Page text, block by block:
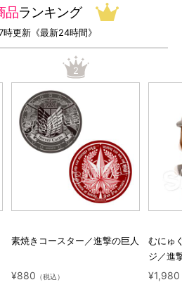
品ランキング
更新《最新24時間》
2
素焼きコースター／進撃の巨人
¥880 （税込）
むにゅ
ジ／進
ラクタ
¥1,980